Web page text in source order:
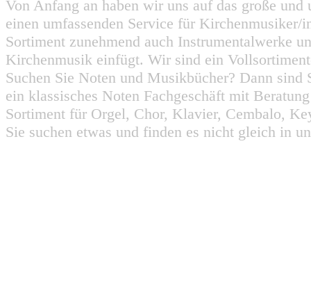
Von Anfang an haben wir uns auf das große
einen umfassenden Service für
Sortiment zunehmend auch Instrumentalwerke
Kirchenmusik einfügt. Wir sind ein
Suchen Sie Noten und Musikbücher? Dann
ein klassisches Noten Fachgeschäft mit
Sortiment für Orgel, Chor, Klavier, Cembalo,
Sie suchen etwas und finden es nicht gleich in